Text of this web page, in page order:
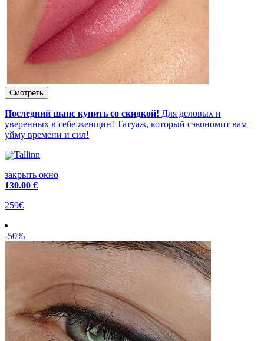
Последний шанс купить со скидкой! Для деловых и
уверенных в себе женщин! Татуаж, который сэкономит вам
уйму времени и сил!
Tallinn
закрыть окно
130.00 €
259€
-50%